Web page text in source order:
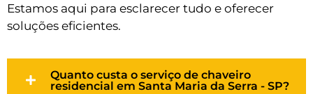
Estamos aqui para esclarecer tudo e oferecer
soluções eficientes.
Quanto custa o serviço de chaveiro
residencial em Santa Maria da Serra - SP?